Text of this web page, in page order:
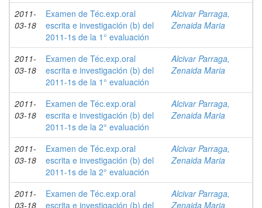
2011-
03-18
Examen de Téc.exp.oral
escrita e investigación (b) del
2011-1s de la 1° evaluación
Alcivar Parraga,
Zenaida Maria
2011-
03-18
Examen de Téc.exp.oral
escrita e investigación (b) del
2011-1s de la 1° evaluación
Alcivar Parraga,
Zenaida Maria
2011-
03-18
Examen de Téc.exp.oral
escrita e investigación (b) del
2011-1s de la 2° evaluación
Alcivar Parraga,
Zenaida Maria
2011-
03-18
Examen de Téc.exp.oral
escrita e investigación (b) del
2011-1s de la 2° evaluación
Alcivar Parraga,
Zenaida Maria
2011-
03-18
Examen de Téc.exp.oral
escrita e investigación (b) del
Alcivar Parraga,
Zenaida Maria